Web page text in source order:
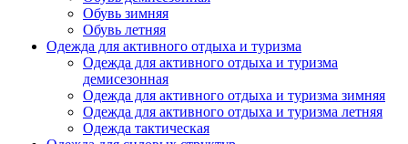
Обувь зимняя
Обувь летняя
Одежда для активного отдыха и туризма
Одежда для активного отдыха и туризма
демисезонная
Одежда для активного отдыха и туризма зимняя
Одежда для активного отдыха и туризма летняя
Одежда тактическая